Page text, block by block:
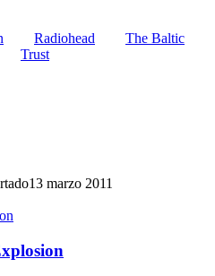
Radiohead
The Baltic
Trust
13 marzo 2011